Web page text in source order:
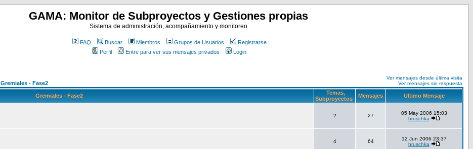
GAMA: Monitor de Subproyectos y Gestiones propias
Sistema de administración, acompañamiento y monitoreo
FAQ Buscar Miembros Grupos de Usuarios
Registrarse
Perfil
Entre para ver sus mensajes privados Login
Gremiales - Fase2
Ver mensajes desde última visita
Ver mensajes sin respuesta
Gremiales - Fase2
Temas,
Subproyectos
Mensajes Ultimo Mensaje
2 27
05 May 2006 15:03
hruschka
4 64
12 Jun 2006 23:37
hruschka